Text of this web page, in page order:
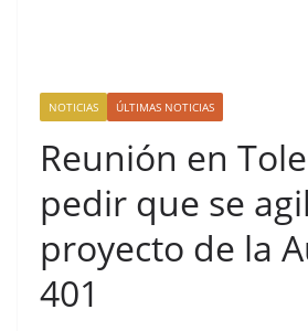
NOTICIAS ÚLTIMAS NOTICIAS
Reunión en
pedir que se
proyecto de la
401